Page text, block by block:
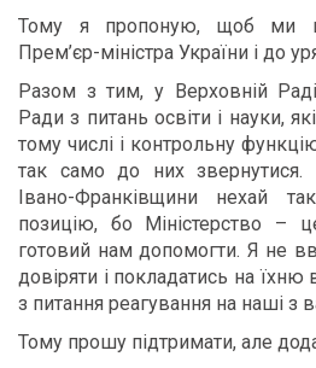
Тому я пропоную, щоб ми
Прем’єр-міністра України і до
Разом з тим, у Верховній
Ради з питань освіти і науки,
тому числі і контрольну
так само до них звернутися.
Івано-Франківщини нехай
позицію, бо Міністерство –
готовий нам допомогти. Я не
довіряти і покладатись на їхню
з питання реагування на наші з
Тому прошу підтримати, але